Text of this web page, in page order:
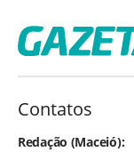
Contatos
Redação (Maceió):